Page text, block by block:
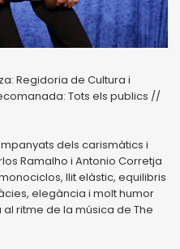
Regidoria de Cultura i
Tots els publics //
dels carismàtics i
Ramalho i Antonio Corretja
llit elàstic, equilibris
elegància i molt humor
ritme de la música de The